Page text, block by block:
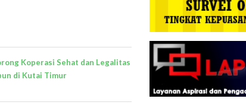
Koperasi Sehat dan Legalitas
di Kutai Timur